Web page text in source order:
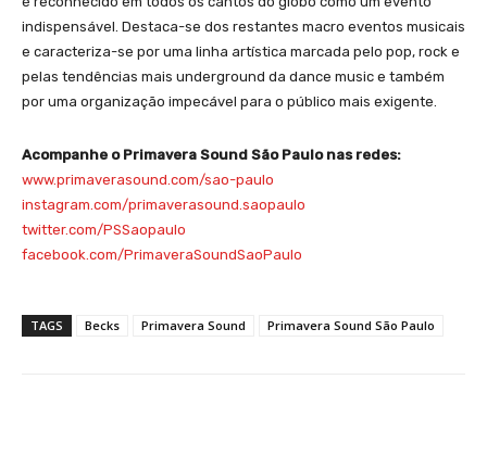
indispensável. Destaca-se dos restantes macro eventos musicais
e caracteriza-se por uma linha artística marcada pelo pop, rock e
pelas tendências mais underground da dance music e também
por uma organização impecável para o público mais exigente.
Acompanhe o Primavera Sound São Paulo nas redes:
www.primaverasound.com/sao-paulo
instagram.com/primaverasound.saopaulo
twitter.com/PSSaopaulo
facebook.com/PrimaveraSoundSaoPaulo
TAGS Becks Primavera Sound Primavera Sound São Paulo